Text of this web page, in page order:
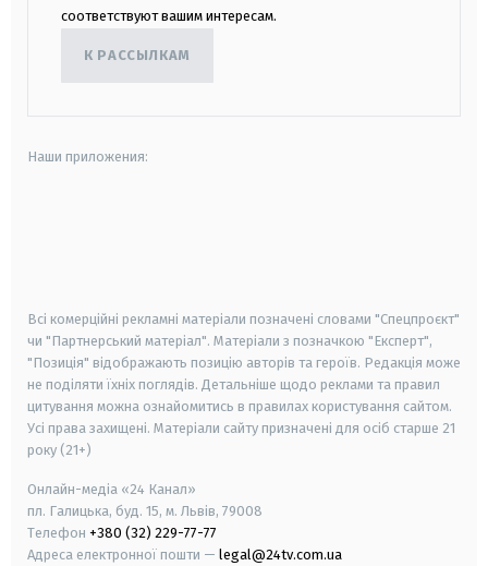
соответствуют вашим интересам.
К РАССЫЛКАМ
Наши приложения:
Всі комерційні рекламні матеріали позначені словами "Спецпроєкт"
чи "Партнерський матеріал". Матеріали з позначкою "Експерт",
"Позиція" відображають позицію авторів та героїв. Редакція може
не поділяти їхніх поглядів. Детальніше щодо реклами та правил
цитування можна ознайомитись в правилах користування сайтом.
Усі права захищені. Матеріали сайту призначені для осіб старше 21
року (21+)
Онлайн-медіа «24 Канал»
пл. Галицька, буд. 15, м. Львів, 79008
Телефон +380 (32) 229-77-77
Адреса електронної пошти — legal@24tv.com.ua